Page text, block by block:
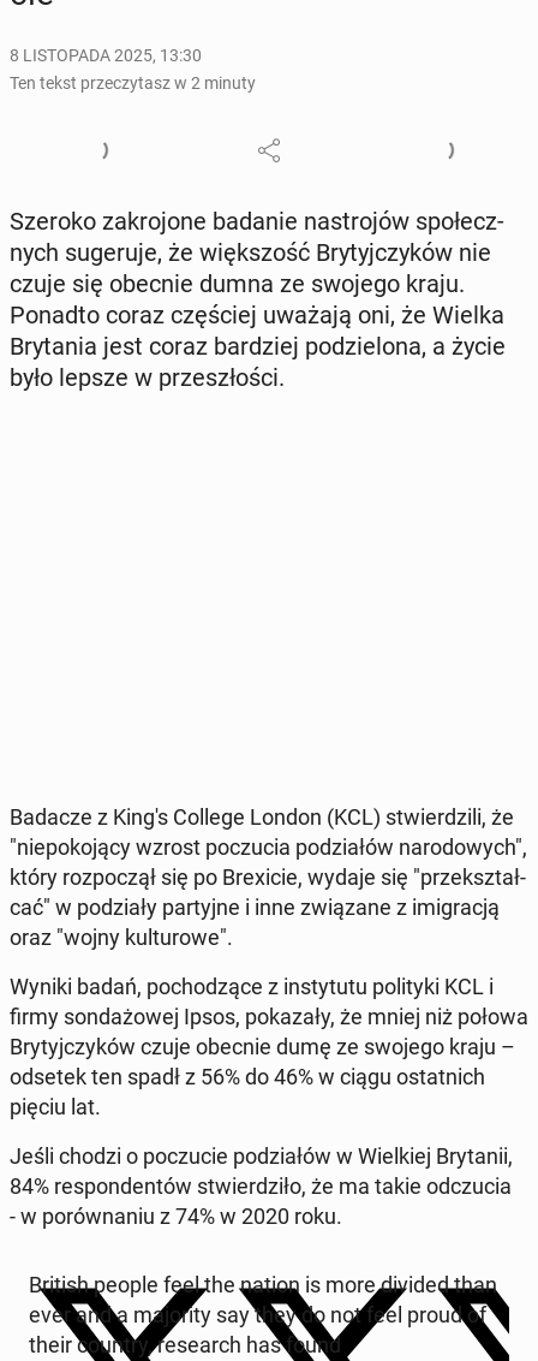
8 LISTOPADA 2025, 13:30
Ten tekst przeczytasz w 2 minuty
Szeroko za­kro­jo­ne badanie na­stro­jów spo­łecz­
nych su­ge­ru­je, że więk­szość Bry­tyj­czy­ków nie
czuje się obecnie dumna ze swojego kraju.
Ponadto coraz czę­ściej uważają oni, że Wielka
Bry­ta­nia jest coraz bar­dziej po­dzie­lo­na, a życie
było lepsze w prze­szło­ści.
Badacze z King's College London (KCL) stwier­dzi­li, że
"nie­po­ko­ją­cy wzrost po­czu­cia po­dzia­łów na­ro­do­wych",
który roz­po­czął się po Bre­xi­cie, wydaje się "prze­kształ­
cać" w po­dzia­ły par­tyj­ne i inne zwią­za­ne z imi­gra­cją
oraz "wojny kul­tu­ro­we".
Wyniki badań, po­cho­dzą­ce z in­sty­tu­tu po­li­ty­ki KCL i
firmy son­da­żo­wej Ipsos, po­ka­za­ły, że mniej niż połowa
Bry­tyj­czy­ków czuje obecnie dumę ze swojego kraju –
odsetek ten spadł z 56% do 46% w ciągu ostat­nich
pięciu lat.
Jeśli chodzi o po­czu­cie po­dzia­łów w Wiel­kiej Bry­ta­nii,
84% re­spon­den­tów stwier­dzi­ło, że ma takie od­czu­cia
- w po­rów­na­niu z 74% w 2020 roku.
British people feel the nation is more divided than
ever and a ma­jo­ri­ty say they do not feel proud of
their country, re­se­arch has found